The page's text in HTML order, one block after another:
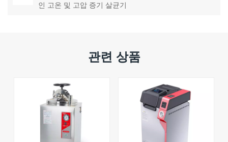
인 고온 및 고압 증기 살균기
관련 상품